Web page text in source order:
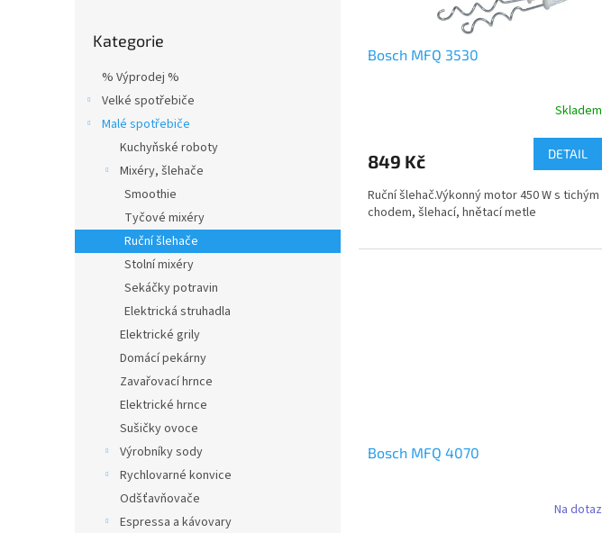
kategorie
Kategorie
% Výprodej %
Velké spotřebiče
Malé spotřebiče
Kuchyňské roboty
Mixéry, šlehače
Smoothie
Tyčové mixéry
Ruční šlehače
Stolní mixéry
Sekáčky potravin
Elektrická struhadla
Elektrické grily
Domácí pekárny
Zavařovací hrnce
Elektrické hrnce
Sušičky ovoce
Výrobníky sody
Rychlovarné konvice
Odšťavňovače
Espressa a kávovary
Bosch MFQ 3530
Skladem
849 Kč DETAIL
Ruční šlehač.Výkonný motor 450 W s tichým
chodem, šlehací, hnětací metle
Bosch MFQ 4070
Na dotaz